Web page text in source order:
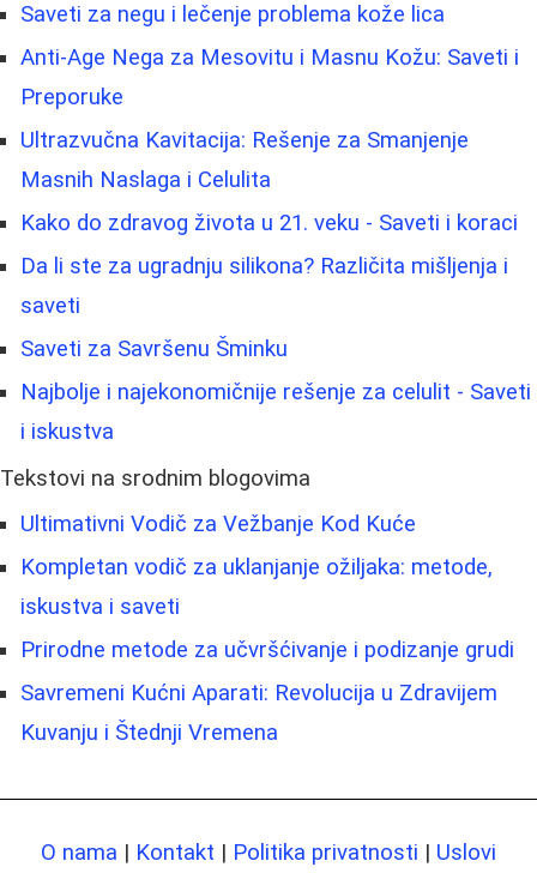
Saveti za negu i lečenje problema kože lica
Anti-Age Nega za Mesovitu i Masnu Kožu: Saveti i
Preporuke
Ultrazvučna Kavitacija: Rešenje za Smanjenje
Masnih Naslaga i Celulita
Kako do zdravog života u 21. veku - Saveti i koraci
Da li ste za ugradnju silikona? Različita mišljenja i
saveti
Saveti za Savršenu Šminku
Najbolje i najekonomičnije rešenje za celulit - Saveti
i iskustva
Tekstovi na srodnim blogovima
Ultimativni Vodič za Vežbanje Kod Kuće
Kompletan vodič za uklanjanje ožiljaka: metode,
iskustva i saveti
Prirodne metode za učvršćivanje i podizanje grudi
Savremeni Kućni Aparati: Revolucija u Zdravijem
Kuvanju i Štednji Vremena
O nama | Kontakt | Politika privatnosti | Uslovi